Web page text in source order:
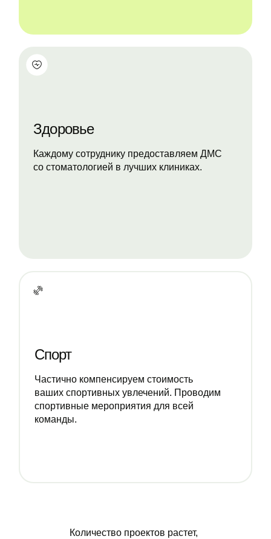
Здоровье
Каждому сотруднику предоставляем ДМС
со стоматологией в лучших клиниках.
Спорт
Частично компенсируем стоимость
ваших спортивных увлечений. Проводим
спортивные мероприятия для всей
команды.
Количество проектов растет,